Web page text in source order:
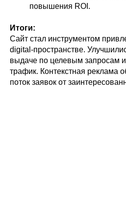
повышения ROI.
Итоги:
Сайт стал инструментом
digital-пространстве.
выдаче по целевым запросам
трафик. Контекстная реклама
поток заявок от